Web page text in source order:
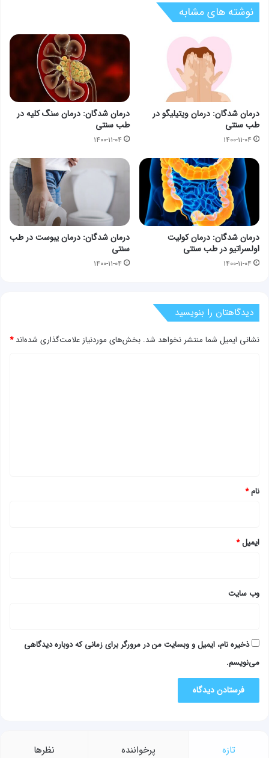
نوشته های مشابه
درمان شدگان: درمان ویتیلیگو در
طب سنتی
۱۴۰۰-۱۱-۰۴
درمان شدگان: درمان سنگ کلیه در
طب سنتی
۱۴۰۰-۱۱-۰۴
درمان شدگان: درمان کولیت
اولسراتیو در طب سنتی
۱۴۰۰-۱۱-۰۴
درمان شدگان: درمان یبوست در طب
سنتی
۱۴۰۰-۱۱-۰۴
دیدگاهتان را بنویسید
نشانی ایمیل شما منتشر نخواهد شد. بخش‌های موردنیاز علامت‌گذاری شده‌اند*
نام*
ایمیل*
وب‌ سایت
ذخیره نام، ایمیل و وبسایت من در مرورگر برای زمانی که دوباره دیدگاهی
می‌نویسم.
تازه پرخواننده نظرها